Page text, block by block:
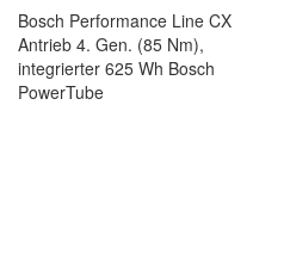
Bosch Performance Line CX
Antrieb 4. Gen. (85 Nm),
integrierter 625 Wh Bosch
PowerTube